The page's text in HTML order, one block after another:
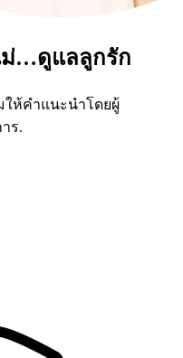
ม่…ดูแลลูกรัก
ห้คำแนะนำโดยผู้
ร.